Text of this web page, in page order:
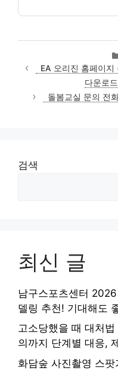
EA 오리진 홈페이지
다운로
돌봄교실 문의 전
검색
최신 글
남구스포츠센터
델링 추천! 기대해도
고소당했을 때 대처
의까지 단계별 대응,
화담숲 사진촬영 스